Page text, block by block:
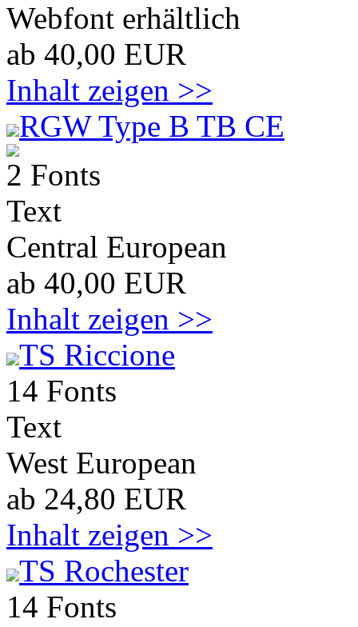
Webfont erhältlich
ab 40,00 EUR
Inhalt zeigen >>
RGW Type B TB CE
2 Fonts
Text
Central European
ab 40,00 EUR
Inhalt zeigen >>
TS Riccione
14 Fonts
Text
West European
ab 24,80 EUR
Inhalt zeigen >>
TS Rochester
14 Fonts